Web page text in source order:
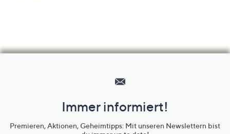
Unternehmensinformationen
Immer informiert!
Premieren, Aktionen, Geheimtipps: Mit unseren Newslettern bist